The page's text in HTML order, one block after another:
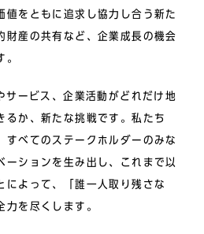
値をともに追求し協力し合う新た
財産の共有など、企業成長の機会
。
ービス、企業活動がどれだけ地
るか、新たな挑戦です。私たち
すべてのステークホルダーのみな
ーションを生み出し、これまで以
によって、「誰一人取り残さな
力を尽くします。